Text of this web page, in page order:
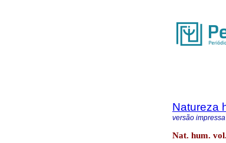
Natureza
versão impressa
Nat. hum.